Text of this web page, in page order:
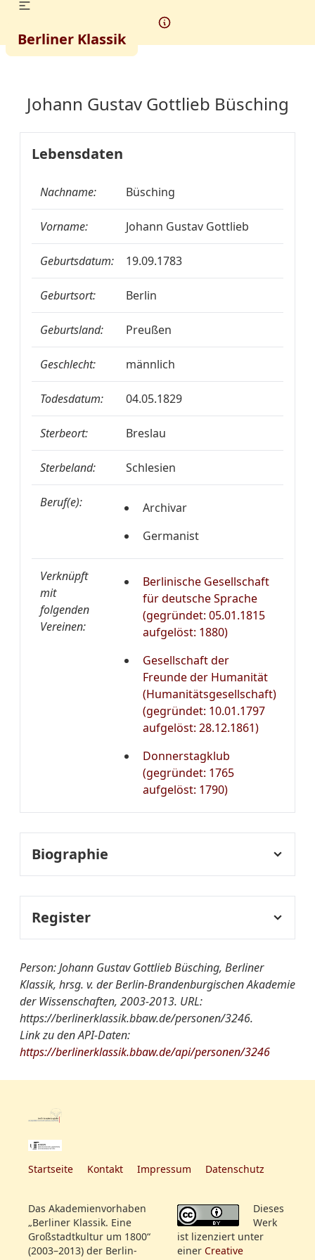
Berliner Klassik
Johann Gustav Gottlieb Büsching
Lebensdaten
Nachname: Büsching
Vorname: Johann Gustav Gottlieb
Geburtsdatum: 19.09.1783
Geburtsort: Berlin
Geburtsland: Preußen
Geschlecht: männlich
Todesdatum: 04.05.1829
Sterbeort: Breslau
Sterbeland: Schlesien
Beruf(e):
Archivar
Germanist
Verknüpft
mit
folgenden
Vereinen:
Berlinische Gesellschaft
für deutsche Sprache
(gegründet: 05.01.1815
aufgelöst: 1880)
Gesellschaft der
Freunde der Humanität
(Humanitätsgesellschaft)
(gegründet: 10.01.1797
aufgelöst: 28.12.1861)
Donnerstagklub
(gegründet: 1765
aufgelöst: 1790)
Biographie
Lebenslauf:
Archivar, Germanist
-
Sohn von Anton
Friedrich Büsching (1724
- 1793), des Direktors des
Grauen Kloster und
deutschen
Sammlung deutscher
Volkslieder
-
„Literarischer Grundriß
Register
Germanistik
Gruppen/Vereinigungen-
Register:
Humanitätsgesellschaft
für deutsche Sprache
Donnerstagsklub
Person: Johann Gustav Gottlieb Büsching, Berliner
Klassik, hrsg. v. der Berlin-Brandenburgischen Akademie
der Wissenschaften, 2003-2013. URL:
https://berlinerklassik.bbaw.de/personen/3246.
Link zu den API-Daten:
https://berlinerklassik.bbaw.de/api/personen/3246
Startseite Kontakt Impressum Datenschutz
Das Akademienvorhaben
„Berliner Klassik. Eine
Großstadtkultur um 1800“
(2003–2013) der Berlin-
Dieses
Werk
ist lizenziert unter
einer Creative